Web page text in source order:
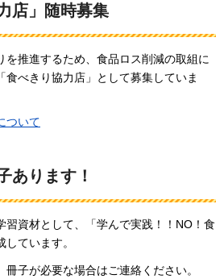
店」随時募集
を推進するため、食品ロス削減の取組に
食べきり協力店」として募集していま
ついて
あります！
習資材として、「学んで実践！！NO！食
ています。
子が必要な場合はご連絡ください。